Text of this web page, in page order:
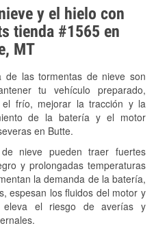
y el hielo con
tienda #1565 en
MT
las tormentas de nieve son
tu vehículo preparado,
frío, mejorar la tracción y la
de la batería y el motor
en Butte.
nieve pueden traer fuertes
y prolongadas temperaturas
la demanda de la batería,
espesan los fluidos del motor y
el riesgo de averías y
y
"Check Engine"
y aceite
de faros
de
y discos de